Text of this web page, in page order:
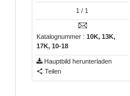
1 / 1
Katalognummer : 10K, 13K,
17K, 10-18
Hauptbild herunterladen
Teilen